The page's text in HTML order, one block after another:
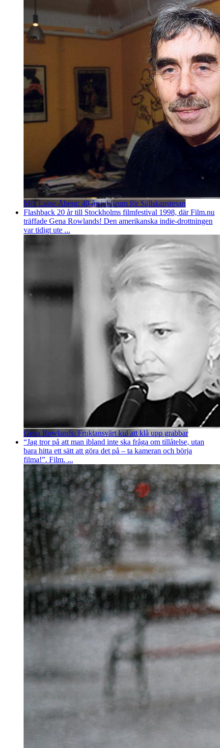
Möt Lasse Åberg: 40-årsjubileum för Sällskapsresan
Flashback 20 år till Stockholms filmfestival 1998, där Film.nu
träffade Gena Rowlands! Den amerikanska indie-drottningen
var tidigt ute ...
Gena Rowlands: Fruktansvärt kul att klå upp grabbar
“Jag tror på att man ibland inte ska fråga om tillåtelse, utan
bara hitta ett sätt att göra det på – ta kameran och börja
filma!”. Film. ...